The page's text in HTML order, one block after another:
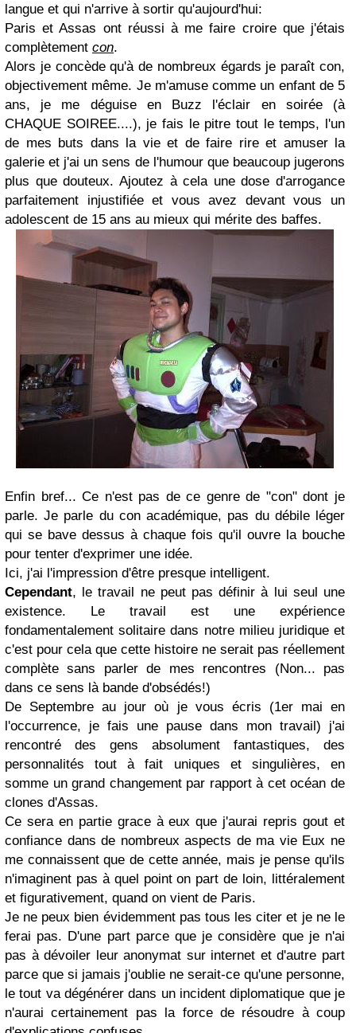
langue et qui n'arrive à sortir qu'aujourd'hui:
Paris et Assas ont réussi à me faire croire que j'étais
complètement con.
Alors je concède qu'à de nombreux égards je paraît con,
objectivement même. Je m'amuse comme un enfant de 5
ans, je me déguise en Buzz l'éclair en soirée (à
CHAQUE SOIREE....), je fais le pitre tout le temps, l'un
de mes buts dans la vie et de faire rire et amuser la
galerie et j'ai un sens de l'humour que beaucoup jugerons
plus que douteux. Ajoutez à cela une dose d'arrogance
parfaitement injustifiée et vous avez devant vous un
adolescent de 15 ans au mieux qui mérite des baffes.
Enfin bref... Ce n'est pas de ce genre de "con" dont je
parle. Je parle du con académique, pas du débile léger
qui se bave dessus à chaque fois qu'il ouvre la bouche
pour tenter d'exprimer une idée.
Ici, j'ai l'impression d'être presque intelligent.
Cependant, le travail ne peut pas définir à lui seul une
existence. Le travail est une expérience
fondamentalement solitaire dans notre milieu juridique et
c'est pour cela que cette histoire ne serait pas réellement
complète sans parler de mes rencontres (Non... pas
dans ce sens là bande d'obsédés!)
De Septembre au jour où je vous écris (1er mai en
l'occurrence, je fais une pause dans mon travail) j'ai
rencontré des gens absolument fantastiques, des
personnalités tout à fait uniques et singulières, en
somme un grand changement par rapport à cet océan de
clones d'Assas.
Ce sera en partie grace à eux que j'aurai repris gout et
confiance dans de nombreux aspects de ma vie Eux ne
me connaissent que de cette année, mais je pense qu'ils
n'imaginent pas à quel point on part de loin, littéralement
et figurativement, quand on vient de Paris.
Je ne peux bien évidemment pas tous les citer et je ne le
ferai pas. D'une part parce que je considère que je n'ai
pas à dévoiler leur anonymat sur internet et d'autre part
parce que si jamais j'oublie ne serait-ce qu'une personne,
le tout va dégénérer dans un incident diplomatique que je
n'aurai certainement pas la force de résoudre à coup